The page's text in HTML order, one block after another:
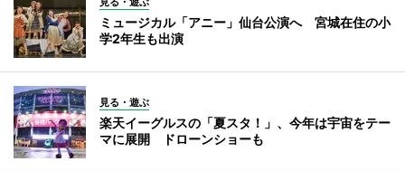
ミュージカル「アニー」仙台公演へ 宮城在住の小
学2年生も出演
見る・遊ぶ
楽天イーグルスの「夏スタ！」、今年は宇宙をテー
マに展開 ドローンショーも